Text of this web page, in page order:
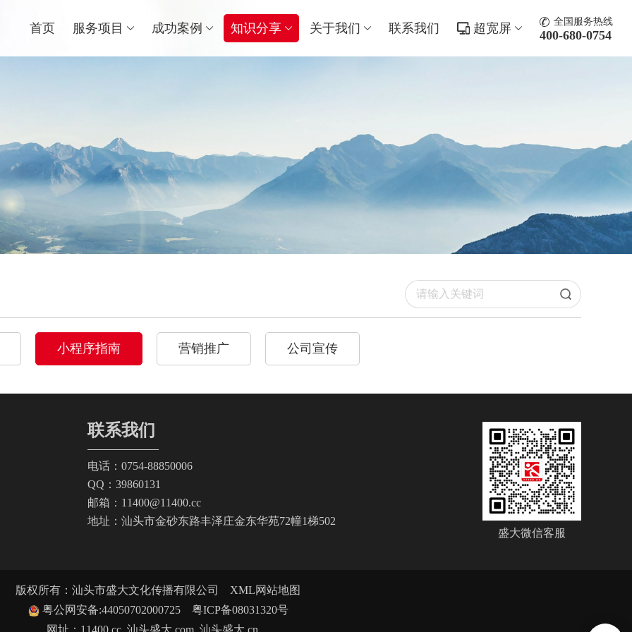
首页 服务项目 成功案例 知识分享 关于我们 联系我们 超宽屏 全国服务热线
400-680-0754
小程序指南 营销推广 公司宣传
联系我们
电话：0754-88850006
QQ：39860131
邮箱：11400@11400.cc
地址：汕头市金砂东路丰泽庄金东华苑72幢1梯502
盛大微信客服
版权所有：汕头市盛大文化传播有限公司 XML网站地图
粤公网安备:44050702000725 粤ICP备08031320号
网址： 11400.cc 汕头盛大.com 汕头盛大.cn